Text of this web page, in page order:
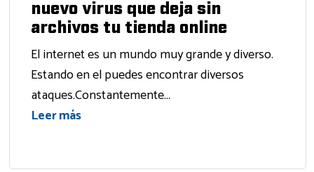
nuevo virus que deja sin
archivos tu tienda online
El internet es un mundo muy grande y diverso.
Estando en el puedes encontrar diversos
ataques.Constantemente...
Leer más